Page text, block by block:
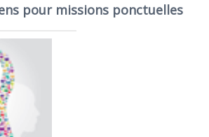
pour missions ponctuelles